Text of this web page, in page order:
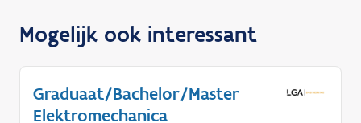
Mogelijk ook interessant
Graduaat/Bachelor/Master
Elektromechanica